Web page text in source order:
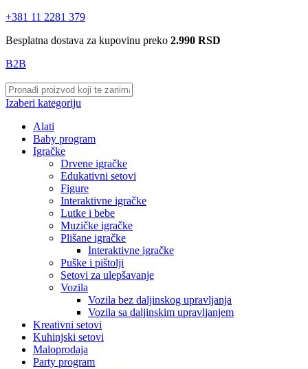
+381 11 2281 379
Besplatna dostava za kupovinu preko 2.990 RSD
B2B
Izaberi kategoriju
Alati
Baby program
Igračke
Drvene igračke
Edukativni setovi
Figure
Interaktivne igračke
Lutke i bebe
Muzičke igračke
Plišane igračke
Interaktivne igračke
Puške i pištolji
Setovi za ulepšavanje
Vozila
Vozila bez daljinskog upravljanja
Vozila sa daljinskim upravljanjem
Kreativni setovi
Kuhinjski setovi
Maloprodaja
Party program